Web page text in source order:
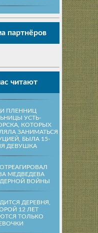
партнёров
читают
ПЛЕННИЦ
УСТЬ-
КОТОРЫХ
ЗАНИМАТЬСЯ
БЫЛА 15-
ДЕВУШКА
МЕДВЕДЕВА
ВОЙНЫ
ДЕРЕВНЯ,
12 ЛЕТ
ТОЛЬКО